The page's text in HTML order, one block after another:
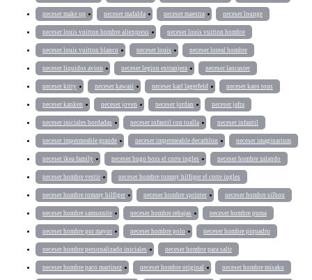
neceser make up neceser mafalda neceser maestra neceser lounge
neceser louis vuitton hombre aliexpress neceser louis vuitton hombre
neceser louis vuitton blanco neceser louis neceser loreal hombre
neceser liquidos avion neceser legion extranjera neceser lancaster
neceser kitty neceser kawaii neceser karl lagerfeld neceser kaos tous
neceser kanken neceser joven neceser jordan neceser jafra
neceser iniciales bordadas neceser infantil con toalla neceser infantil
neceser impermeable grande neceser impermeable decathlon neceser imaginarium
neceser ikea family neceser hugo boss el corte ingles neceser hombre zalando
neceser hombre vestir neceser hombre tommy hilfiger el corte ingles
neceser hombre tommy hilfiger neceser hombre sprinter neceser hombre silbon
neceser hombre samsonite neceser hombre rebajas neceser hombre puma
neceser hombre por mayor neceser hombre polo neceser hombre piquadro
neceser hombre personalizado iniciales neceser hombre para salir
neceser hombre paco martinez neceser hombre original neceser hombre misako